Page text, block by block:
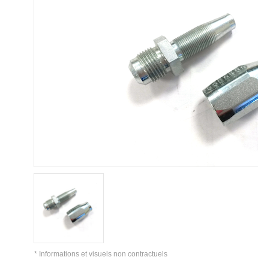
* Informations et visuels non contractuels